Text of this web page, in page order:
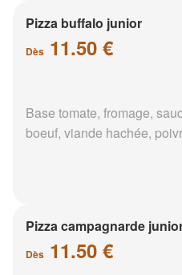
Pizza buffalo junior
Dès 11.50 €
Base tomate, fromage,
boeuf, viande hachée,
Pizza campagnarde
Dès 11.50 €